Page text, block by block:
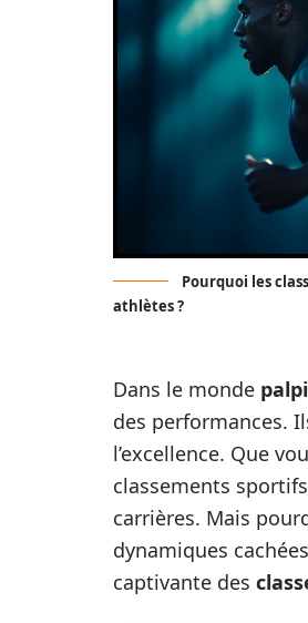
Pourquoi les
athlètes ?
Dans le monde
des performances.
l’excellence. Que
classements
carrières. Mais
dynamiques
captivante des